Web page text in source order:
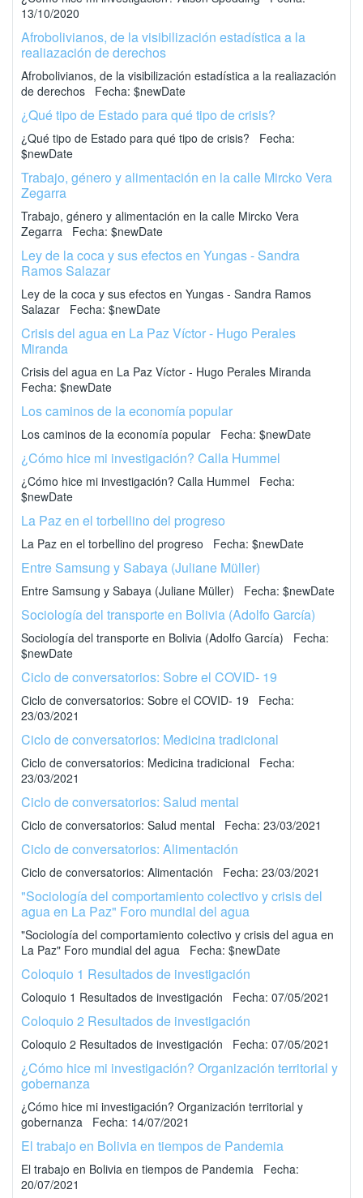
13/10/2020
Afrobolivianos, de la visibilización estadística a la
realiazación de derechos
Afrobolivianos, de la visibilización estadística a la realiazación
de derechos Fecha: $newDate
¿Qué tipo de Estado para qué tipo de crisis?
¿Qué tipo de Estado para qué tipo de crisis? Fecha:
$newDate
Trabajo, género y alimentación en la calle Mircko Vera
Zegarra
Trabajo, género y alimentación en la calle Mircko Vera
Zegarra Fecha: $newDate
Ley de la coca y sus efectos en Yungas - Sandra
Ramos Salazar
Ley de la coca y sus efectos en Yungas - Sandra Ramos
Salazar Fecha: $newDate
Crisis del agua en La Paz Víctor - Hugo Perales
Miranda
Crisis del agua en La Paz Víctor - Hugo Perales Miranda
Fecha: $newDate
Los caminos de la economía popular
Los caminos de la economía popular Fecha: $newDate
¿Cómo hice mi investigación? Calla Hummel
¿Cómo hice mi investigación? Calla Hummel Fecha:
$newDate
La Paz en el torbellino del progreso
La Paz en el torbellino del progreso Fecha: $newDate
Entre Samsung y Sabaya (Juliane Müller)
Entre Samsung y Sabaya (Juliane Müller) Fecha: $newDate
Sociología del transporte en Bolivia (Adolfo García)
Sociología del transporte en Bolivia (Adolfo García) Fecha:
$newDate
Ciclo de conversatorios: Sobre el COVID- 19
Ciclo de conversatorios: Sobre el COVID- 19 Fecha:
23/03/2021
Ciclo de conversatorios: Medicina tradicional
Ciclo de conversatorios: Medicina tradicional Fecha:
23/03/2021
Ciclo de conversatorios: Salud mental
Ciclo de conversatorios: Salud mental Fecha: 23/03/2021
Ciclo de conversatorios: Alimentación
Ciclo de conversatorios: Alimentación Fecha: 23/03/2021
"Sociología del comportamiento colectivo y crisis del
agua en La Paz" Foro mundial del agua
"Sociología del comportamiento colectivo y crisis del agua en
La Paz" Foro mundial del agua Fecha: $newDate
Coloquio 1 Resultados de investigación
Coloquio 1 Resultados de investigación Fecha: 07/05/2021
Coloquio 2 Resultados de investigación
Coloquio 2 Resultados de investigación Fecha: 07/05/2021
¿Cómo hice mi investigación? Organización territorial y
gobernanza
¿Cómo hice mi investigación? Organización territorial y
gobernanza Fecha: 14/07/2021
El trabajo en Bolivia en tiempos de Pandemia
El trabajo en Bolivia en tiempos de Pandemia Fecha:
20/07/2021